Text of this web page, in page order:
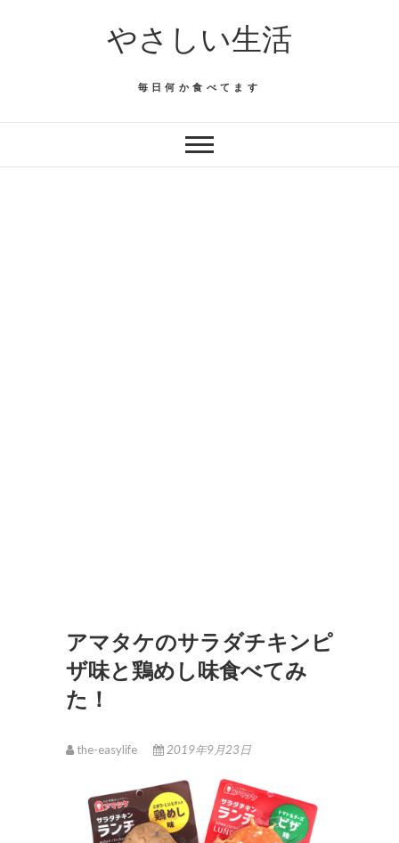
やさしい生活
毎日何か食べてます
アマタケのサラダチキンピ
ザ味と鶏めし味食べてみ
た！
the-easylife 2019年9月23日